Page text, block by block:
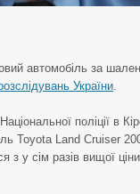
автомобіль за
України.
поліції в
Toyota Land Cruiser
з у сім разів вищої